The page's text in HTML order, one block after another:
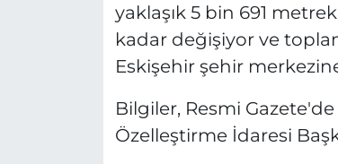
yaklaşık 5 bin 691
kadar değişiyor ve
Eskişehir şehir merkezine
Bilgiler, Resmi
Özelleştirme İdaresi